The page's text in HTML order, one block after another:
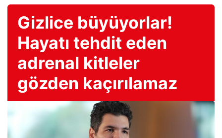
Gizlice büyüyorlar!
Hayatı tehdit eden
adrenal kitleler
gözden kaçırılamaz